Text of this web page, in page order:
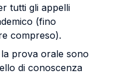
tutti gli appelli
(fino
compreso).
prova orale sono
di conoscenza